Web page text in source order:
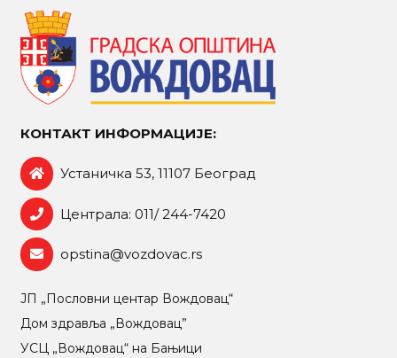
КОНТАКТ ИНФОРМАЦИЈЕ:
Устаничка 53, 11107 Београд
Централа: 011/ 244-7420
opstina@vozdovac.rs
ЈП „Пословни центар Вождовац“
Дом здравља „Вождовац”
УСЦ „Вождовац“ на Бањици